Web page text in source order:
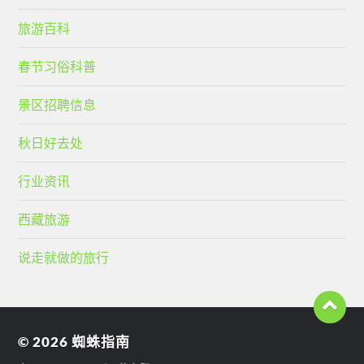
旅游百科
春节习俗科普
景区招聘信息
秋日好去处
行业资讯
西藏旅游
说走就做的旅行
© 2026蜘蛛指南